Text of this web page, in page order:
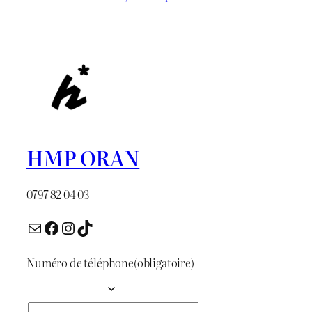
HMP ORAN
0797 82 04 03
E-mail Facebook InstagramTikTok
Numéro de téléphone(obligatoire)